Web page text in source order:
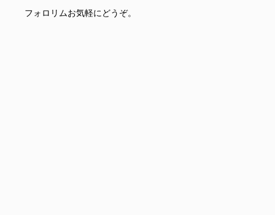
フォロリムお気軽にどうぞ。